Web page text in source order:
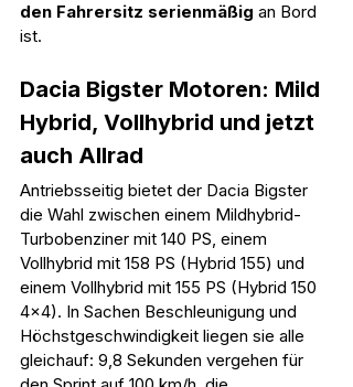
den Fahrersitz serienmäßig an Bord
ist.
Dacia Bigster Motoren: Mild
Hybrid, Vollhybrid und jetzt
auch Allrad
Antriebsseitig bietet der Dacia Bigster
die Wahl zwischen einem Mildhybrid-
Turbobenziner mit 140 PS, einem
Vollhybrid mit 158 PS (Hybrid 155) und
einem Vollhybrid mit 155 PS (Hybrid 150
4x4). In Sachen Beschleunigung und
Höchstgeschwindigkeit liegen sie alle
gleichauf: 9,8 Sekunden vergehen für